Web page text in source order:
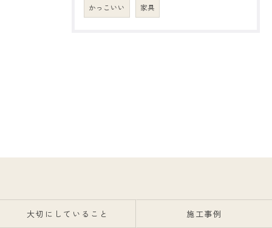
かっこいい 家具
大切にしていること 施工事例